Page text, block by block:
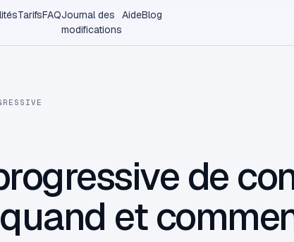
TarifsFAQJournal des
modifications
AideBlog
de
et